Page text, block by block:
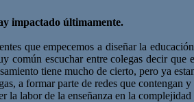
impactado últimamente.
que empecemos a diseñar la
escuchar entre colegas decir
tiene mucho de cierto, pero ya
a formar parte de redes que
la labor de la enseñanza en la complejidad